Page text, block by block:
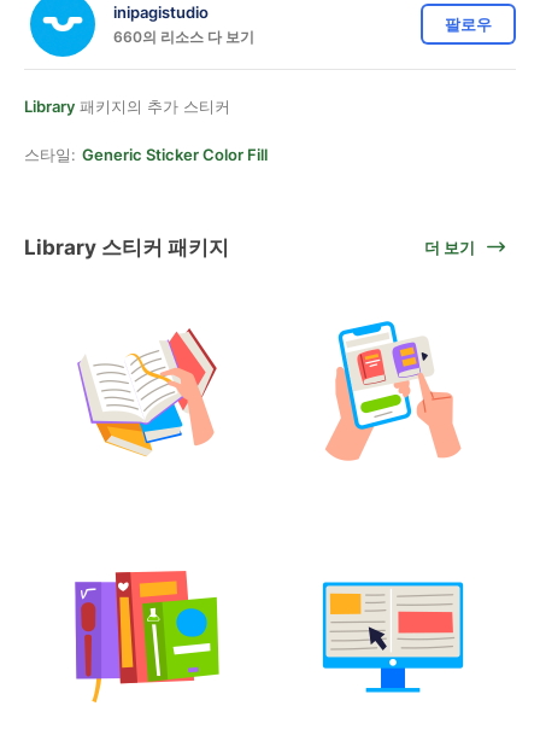
inipagistudio
660의 리소스 다 보기
팔로우
Library 패키지의 추가 스티커
스타일: Generic Sticker Color Fill
Library 스티커 패키지 더 보기